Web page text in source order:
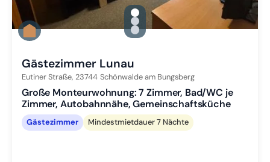
gallery.slide_selector
Zu Slide 1 wechseln
Zu Slide 2 wechseln
Zu Slide 3 wechseln
Gästezimmer Lunau
Eutiner Straße, 23744 Schönwalde am Bungsberg
Große Monteurwohnung: 7 Zimmer, Bad/WC je
Zimmer, Autobahnnähe, Gemeinschaftsküche
Gästezimmer Mindestmietdauer 7 Nächte